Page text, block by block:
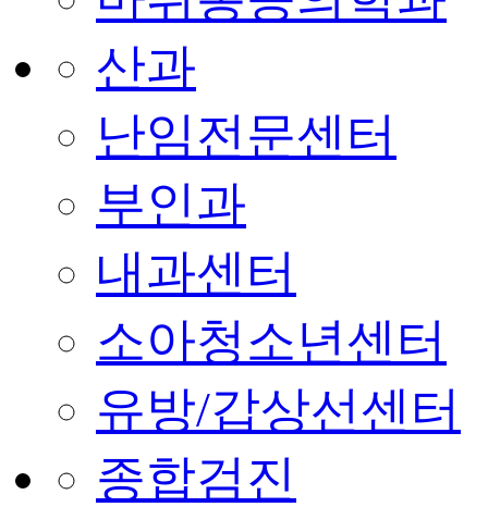
산과
난임전문센터
부인과
내과센터
소아청소년센터
유방/갑상선센터
종합검진